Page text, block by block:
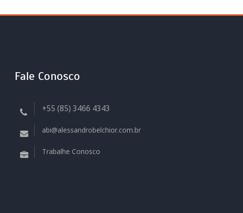
Fale Conosco
+55 (85) 3466 4343
abi@alessandrobelchior.com.br
Trabalhe Conosco